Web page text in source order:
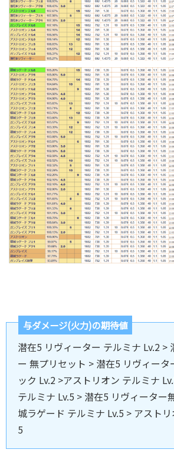
与ダメージ(火力)の期待値
潜在5 リヴィーター テルミナ Lv.2 >
ー 無プリセット > 潜在5 リヴィータ
ック Lv.2 >アストリオン テルミナ
テルミナ Lv.5 > 潜在5 リヴィーター
城ラゲード テルミナ Lv.5 > アスト
5